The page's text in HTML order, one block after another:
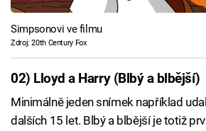
Simpsonovi ve filmu
Zdroj: 20th Century Fox
02) Lloyd a Harry (Blbý a blbější)
Minimálně jeden snímek například
dalších 15 let. Blbý a blbější je totiž